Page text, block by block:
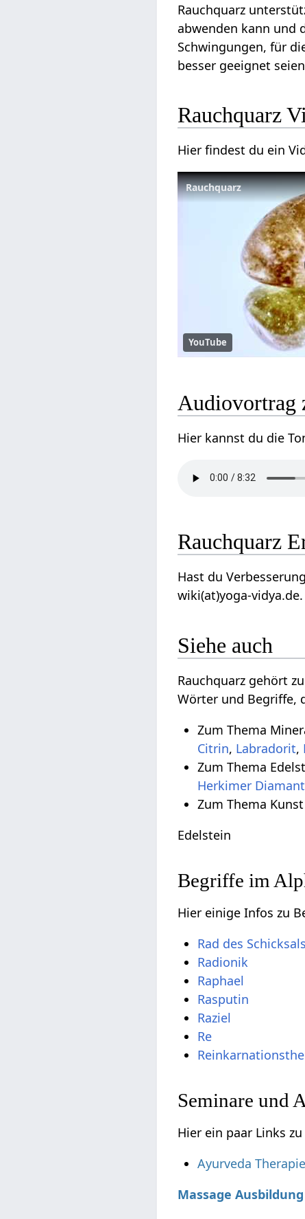
Rauchquarz
abwenden kann und
Schwingungen, für
besser geeignet
Rauchquarz
Hier findest du ein
Rauchquarz
YouTube
Audiovortrag
Hier kannst du die
Rauchquarz
Hast du
wiki(at)yoga-vidya.de.
Siehe auch
Rauchquarz gehört
Wörter und Begriffe,
Zum Thema
Citrin, Labradorit,
Zum Thema
Herkimer Diamant
Zum Thema
Edelstein
Begriffe im
Hier einige Infos zu
Rad des Schicksals
Radionik
Raphael
Rasputin
Raziel
Re
Seminare und
Hier ein paar Links
Ayurveda
Massage